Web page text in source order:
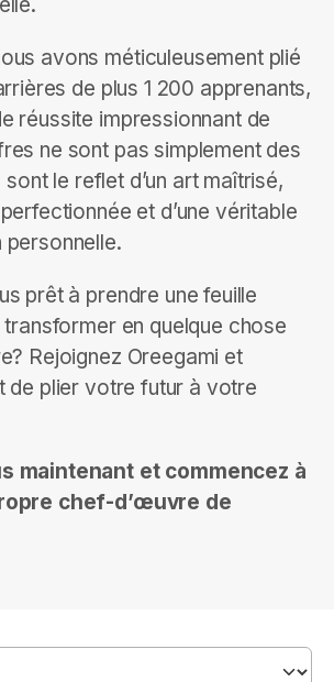
avons méticuleusement plié
de plus 1 200 apprenants,
réussite impressionnant de
ne sont pas simplement des
le reflet d’un art maîtrisé,
et d’une véritable
prêt à prendre une feuille
en quelque chose
Rejoignez Oreegami et
de plier votre futur à votre
maintenant et commencez à
chef-d’œuvre de